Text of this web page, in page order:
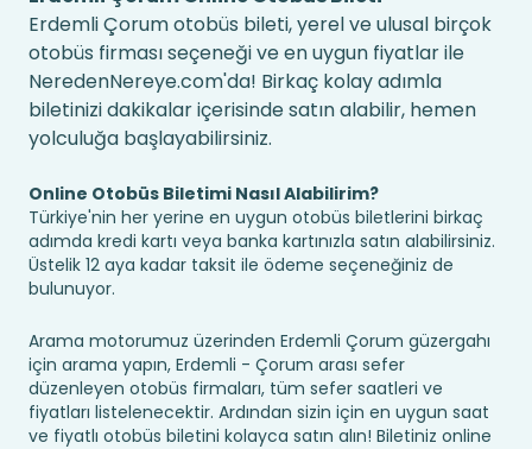
Erdemli Çorum otobüs bileti, yerel ve ulusal birçok
otobüs firması seçeneği ve en uygun fiyatlar ile
NeredenNereye.com'da! Birkaç kolay adımla
biletinizi dakikalar içerisinde satın alabilir, hemen
yolculuğa başlayabilirsiniz.
Online Otobüs Biletimi Nasıl Alabilirim?
Türkiye'nin her yerine en uygun otobüs biletlerini birkaç
adımda kredi kartı veya banka kartınızla satın alabilirsiniz.
Üstelik 12 aya kadar taksit ile ödeme seçeneğiniz de
bulunuyor.
Arama motorumuz üzerinden Erdemli Çorum güzergahı
için arama yapın, Erdemli - Çorum arası sefer
düzenleyen otobüs firmaları, tüm sefer saatleri ve
fiyatları listelenecektir. Ardından sizin için en uygun saat
ve fiyatlı otobüs biletini kolayca satın alın! Biletiniz online